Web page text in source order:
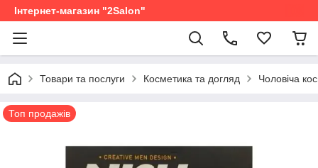
Інтернет-магазин "2Salon"
Товари та послуги Косметика та догляд Чоловіча
Топ продажів